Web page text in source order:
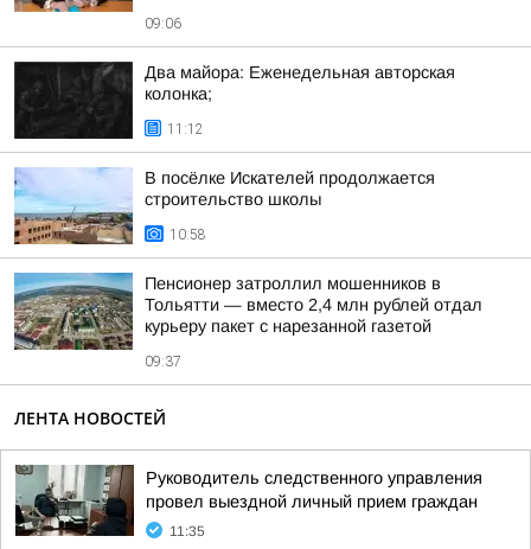
09:06
Два майора: Еженедельная авторская
колонка;
11:12
В посёлке Искателей продолжается
строительство школы
10:58
Пенсионер затроллил мошенников в
Тольятти — вместо 2,4 млн рублей отдал
курьеру пакет с нарезанной газетой
09:37
ЛЕНТА НОВОСТЕЙ
Руководитель следственного управления
провел выездной личный прием граждан
11:35